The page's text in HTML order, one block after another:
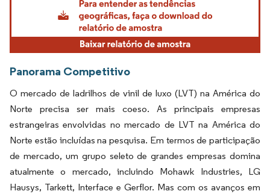
Panorama Competitivo
O mercado de ladrilhos de vinil de luxo (LVT) na América do
Norte precisa ser mais coeso. As principais empresas
estrangeiras envolvidas no mercado de LVT na América do
Norte estão incluídas na pesquisa. Em termos de participação
de mercado, um grupo seleto de grandes empresas domina
atualmente o mercado, incluindo Mohawk Industries, LG
Hausys, Tarkett, Interface e Gerflor. Mas com os avanços em